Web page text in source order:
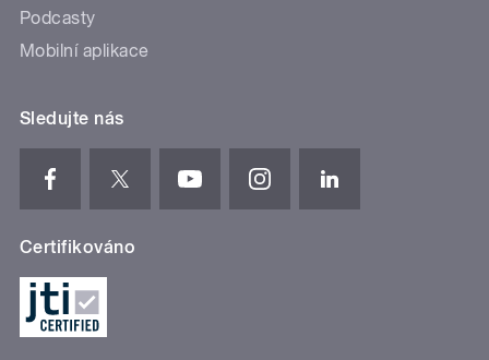
Podcasty
Mobilní aplikace
Sledujte nás
Certifikováno